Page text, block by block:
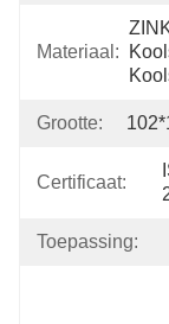
Materiaal:
Grootte:
Certificaat:
Toepassing: